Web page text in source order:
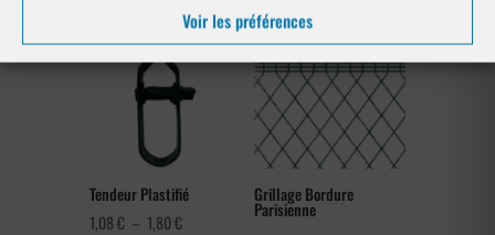
Voir les préférences
Tendeur Plastifié
1,08€ – 1,80€Plage
Grillage Bordure
Parisienne